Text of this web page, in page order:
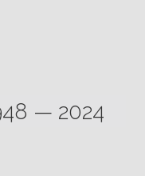
— 2024